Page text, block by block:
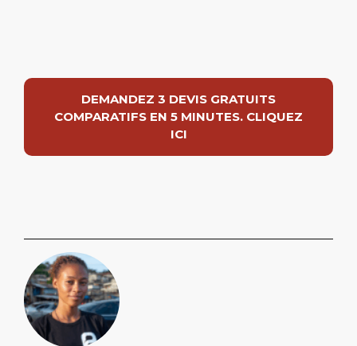
DEMANDEZ 3 DEVIS GRATUITS
COMPARATIFS EN 5 MINUTES. CLIQUEZ
ICI